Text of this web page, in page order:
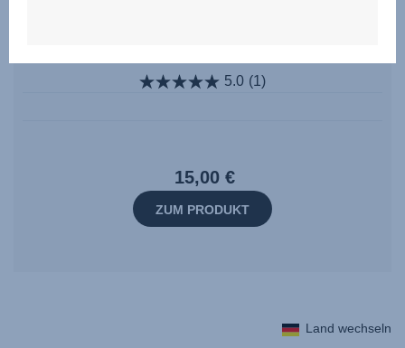
5.0 (1)
15,00 €
ZUM PRODUKT
Land wechseln